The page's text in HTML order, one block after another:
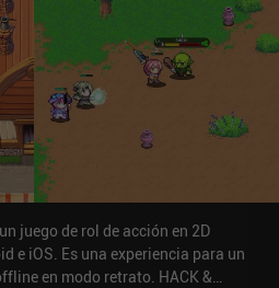
juego de rol de acción en 2D
e iOS. Es una experiencia para un
en modo retrato. HACK &